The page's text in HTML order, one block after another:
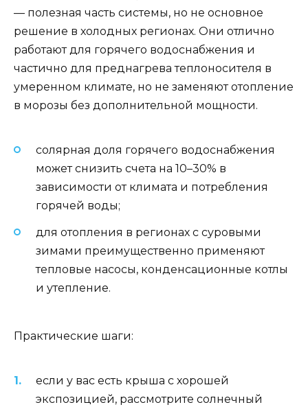
— полезная часть системы, но не основное
решение в холодных регионах. Они отлично
работают для горячего водоснабжения и
частично для преднагрева теплоносителя в
умеренном климате, но не заменяют отопление
в морозы без дополнительной мощности.
солярная доля горячего водоснабжения
может снизить счета на 10–30% в
зависимости от климата и потребления
горячей воды;
для отопления в регионах с суровыми
зимами преимущественно применяют
тепловые насосы, конденсационные котлы
и утепление.
Практические шаги:
если у вас есть крыша с хорошей
экспозицией, рассмотрите солнечный